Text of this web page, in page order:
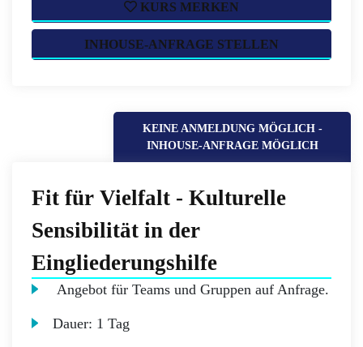
KURS MERKEN
INHOUSE-ANFRAGE STELLEN
KEINE ANMELDUNG MÖGLICH -
INHOUSE-ANFRAGE MÖGLICH
Fit für Vielfalt - Kulturelle
Sensibilität in der
Eingliederungshilfe
Angebot für Teams und Gruppen auf Anfrage.
Dauer: 1 Tag